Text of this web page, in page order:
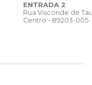
ENTRADA 2
Rua Visconde de
Centro - 89203-005